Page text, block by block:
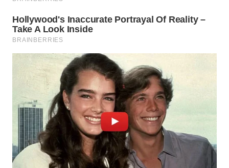
WN
INDRAMAYU
WN
KUNINGAN
MAJALENGKA
WN
SUBANG